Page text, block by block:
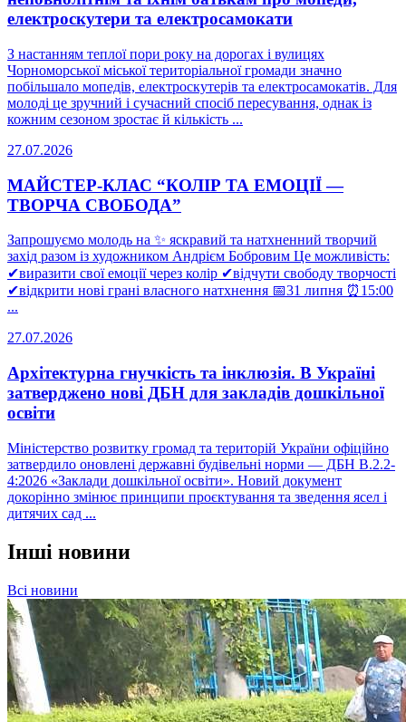
електроскутери та електросамокати
З настанням теплої пори року на дорогах і вулицях
Чорноморської міської територіальної громади значно
побільшало мопедів, електроскутерів та електросамокатів. Для
молоді це зручний і сучасний спосіб пересування, однак із
кожним сезоном зростає й кількість ...
27.07.2026
МАЙСТЕР-КЛАС “КОЛІР ТА ЕМОЦІЇ —
ТВОРЧА СВОБОДА”
Запрошуємо молодь на ✨ яскравий та натхненний творчий
захід разом із художником Андрієм Бобровим Це можливість:
✔виразити свої емоції через колір ✔відчути свободу творчості
✔відкрити нові грані власного натхнення 📅31 липня ⏰15:00
...
27.07.2026
Архітектурна гнучкість та інклюзія. В Україні
затверджено нові ДБН для закладів дошкільної
освіти
Міністерство розвитку громад та територій України офіційно
затвердило оновлені державні будівельні норми — ДБН В.2.2-
4:2026 «Заклади дошкільної освіти». Новий документ
докорінно змінює принципи проєктування та зведення ясел і
дитячих сад ...
Інші новини
Всі новини